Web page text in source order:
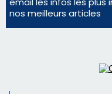
Deux jeunes